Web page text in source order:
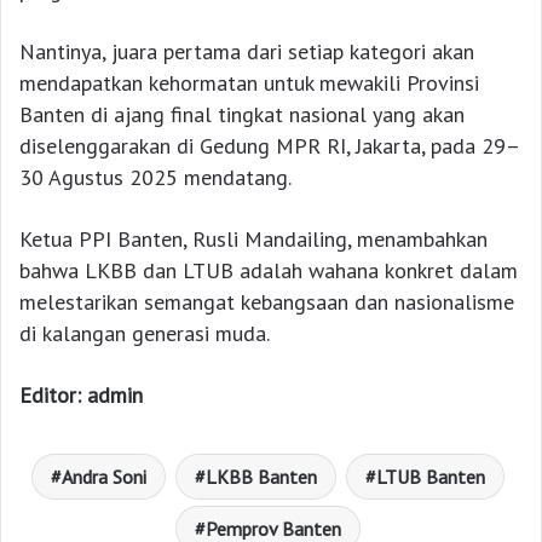
Nantinya, juara pertama dari setiap kategori akan
mendapatkan kehormatan untuk mewakili Provinsi
Banten di ajang final tingkat nasional yang akan
diselenggarakan di Gedung MPR RI, Jakarta, pada 29–
30 Agustus 2025 mendatang.
Ketua PPI Banten, Rusli Mandailing, menambahkan
bahwa LKBB dan LTUB adalah wahana konkret dalam
melestarikan semangat kebangsaan dan nasionalisme
di kalangan generasi muda.
Editor: admin
Andra Soni LKBB Banten LTUB Banten
Pemprov Banten